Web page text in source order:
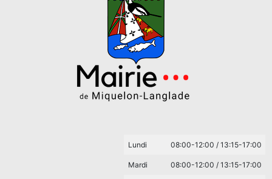
Lundi 08:00-12:00 / 13:15-17:00
Mardi 08:00-12:00 / 13:15-17:00